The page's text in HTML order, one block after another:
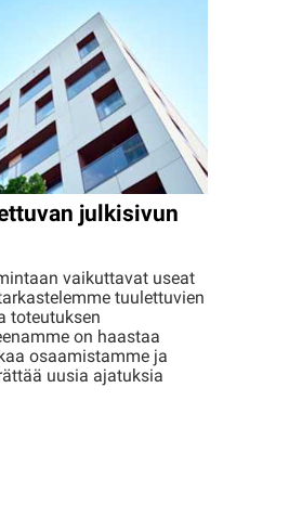
julkisivun
vaikuttavat useat
tuulettuvien
toteutuksen
on haastaa
osaamistamme ja
uusia ajatuksia